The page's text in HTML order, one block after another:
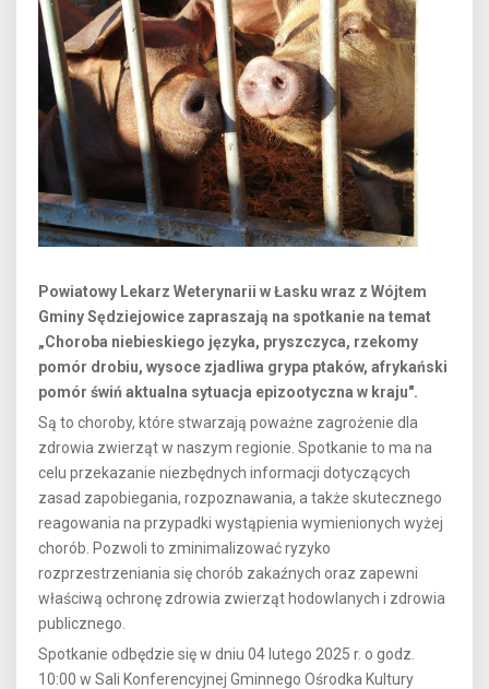
Powiatowy Lekarz Weterynarii w Łasku wraz z Wójtem
Gminy Sędziejowice zapraszają na spotkanie na temat
„Choroba niebieskiego języka, pryszczyca, rzekomy
pomór drobiu, wysoce zjadliwa grypa ptaków, afrykański
pomór świń aktualna sytuacja epizootyczna w kraju".
Są to choroby, które stwarzają poważne zagrożenie dla
zdrowia zwierząt w naszym regionie. Spotkanie to ma na
celu przekazanie niezbędnych informacji dotyczących
zasad zapobiegania, rozpoznawania, a także skutecznego
reagowania na przypadki wystąpienia wymienionych wyżej
chorób. Pozwoli to zminimalizować ryzyko
rozprzestrzeniania się chorób zakaźnych oraz zapewni
właściwą ochronę zdrowia zwierząt hodowlanych i zdrowia
publicznego.
Spotkanie odbędzie się w dniu 04 lutego 2025 r. o godz.
10:00 w Sali Konferencyjnej Gminnego Ośrodka Kultury